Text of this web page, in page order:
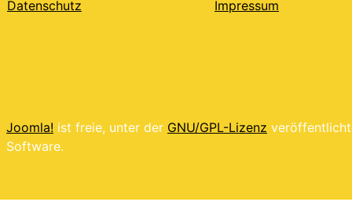
Datenschutz
Impressum
Joomla! ist freie, unter der GNU/GPL-Lizenz
Software.